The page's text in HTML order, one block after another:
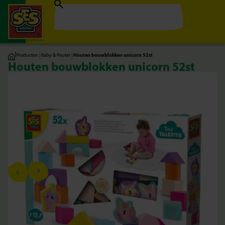
|Producten | Baby & Peuter | Houten bouwblokken unicorn 52st
Houten bouwblokken unicorn 52st